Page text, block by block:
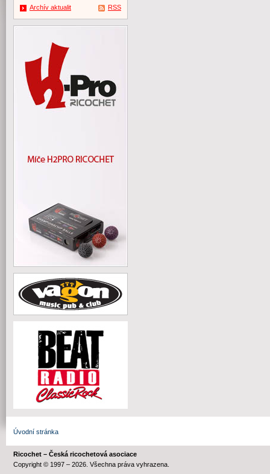
Archív aktualit RSS
Úvodní stránka
Ricochet – Česká ricochetová asociace
Copyright © 1997 – 2026. Všechna práva vyhrazena.